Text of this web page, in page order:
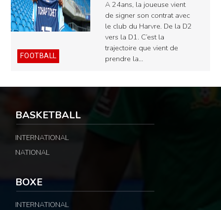
FOOTBALL
A 24ans, la joueuse vient
de signer son contrat avec
le club du Harvre. De la D2
vers la D1. C’est la
trajectoire que vient de
prendre la…
BASKETBALL
INTERNATIONAL
NATIONAL
BOXE
INTERNATIONAL